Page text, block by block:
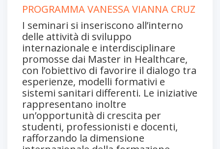
PROGRAMMA VANESSA VIANNA CRUZ
I seminari si inseriscono all’interno
delle attività di sviluppo
internazionale e interdisciplinare
promosse dai Master in Healthcare,
con l’obiettivo di favorire il dialogo tra
esperienze, modelli formativi e
sistemi sanitari differenti. Le iniziative
rappresentano inoltre
un’opportunità di crescita per
studenti, professionisti e docenti,
rafforzando la dimensione